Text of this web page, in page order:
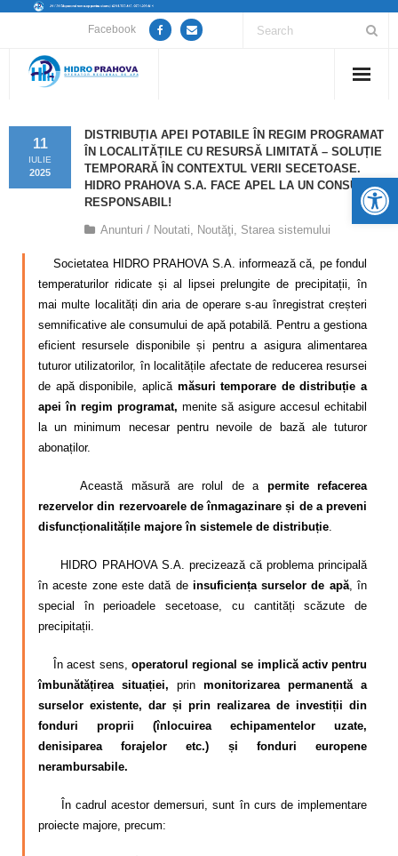
Facebook
Despre noi
Anunțuri lucrări / opriri apă
Utile
Guvernanță Corporativă
Informații de interes public
Calitatea apei
Comunicare
DISTRIBUȚIA APEI POTABILE ÎN REGIM PROGRAMAT
ÎN LOCALITĂȚILE CU RESURSĂ LIMITATĂ – SOLUȚIE
TEMPORARĂ ÎN CONTEXTUL VERII SECETOASE.
HIDRO PRAHOVA S.A. FACE APEL LA UN CONSUM
RESPONSABIL!
11
IULIE
2025
Anunturi / Noutati, Noutăţi, Starea sistemului
Societatea HIDRO PRAHOVA S.A. informează că, pe fondul
temperaturilor ridicate și al lipsei prelungite de precipitații, în
mai multe localități din aria de operare s-au înregistrat creșteri
semnificative ale consumului de apă potabilă. Pentru a gestiona
eficient resursele disponibile și pentru a asigura alimentarea
tuturor utilizatorilor, în localitățile afectate de reducerea resursei
de apă disponibile, aplicămăsuri temporare de distribuție a
apei în regim programat, menite să asigure accesul echitabil
la un minimum necesar pentru nevoile de bază ale tuturor
abonaților.
Această măsură are rolul de a permite refacerea
rezervelor din rezervoarele de înmagazinare și de a preveni
disfuncționalitățile majore în sistemele de distribuție.
HIDRO PRAHOVA S.A. precizează că problema principală
în aceste zone este dată de insuficiența surselor de apă, în
special în perioadele secetoase, cucantități scăzute de
precipitații.
În acest sens, operatorul regional se implică activ pentru
îmbunătățirea situației, prin monitorizarea permanentă a
surselor existente, dar și prin realizarea de investiții din
fonduri proprii (înlocuirea echipamentelor uzate,
denisiparea forajelor etc.) și fonduri europene
nerambursabile.
În cadrul acestor demersuri, sunt în curs de implementare
proiecte majore, precum: